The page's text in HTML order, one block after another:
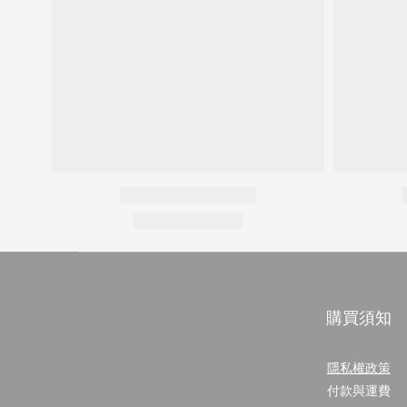
購買須知
隱私權政策
付款與運費